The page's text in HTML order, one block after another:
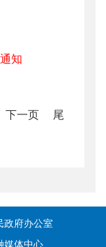
知
下一页
尾
政府办公室
媒体中心